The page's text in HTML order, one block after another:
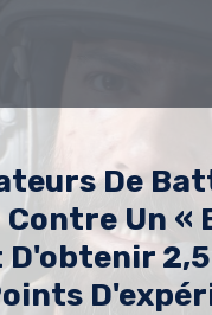
De
Un «
D'obtenir